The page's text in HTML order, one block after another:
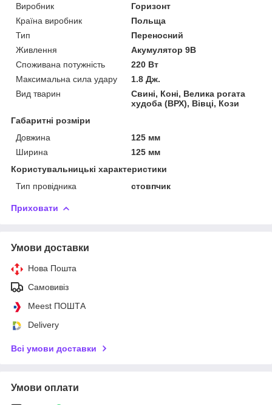
Виробник
Горизонт
Країна виробник
Польща
Тип
Переносний
Живлення
Акумулятор 9В
Споживана потужність
220 Вт
Максимальна сила удару
1.8 Дж.
Вид тварин
Свині, Коні, Велика рогата
худоба (ВРХ), Вівці, Кози
Габаритні розміри
Довжина
125 мм
Ширина
125 мм
Користувальницькі характеристики
Тип провідника
стовпчик
Приховати
Умови доставки
Нова Пошта
Самовивіз
Meest ПОШТА
Delivery
Всі умови доставки
Умови оплати